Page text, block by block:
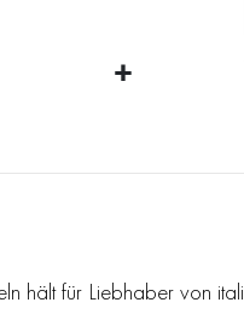
hält für Liebhaber von